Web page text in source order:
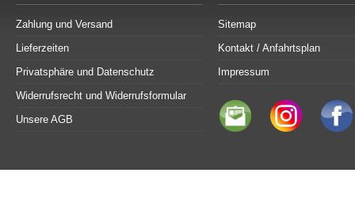
Zahlung und Versand
Lieferzeiten
Privatsphäre und Datenschutz
Widerrufsrecht und Widerrufsformular
Unsere AGB
Sitemap
Kontakt / Anfahrtsplan
Impressum